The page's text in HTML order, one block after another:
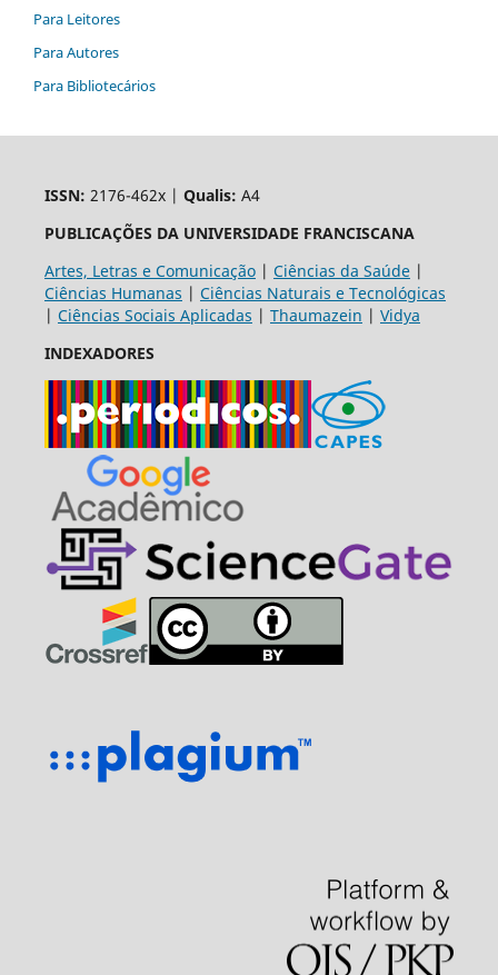
Para Leitores
Para Autores
Para Bibliotecários
ISSN: 2176-462x | Qualis: A4
PUBLICAÇÕES DA UNIVERSIDADE FRANCISCANA
Artes, Letras e Comunicação| Ciências da Saúde|
Ciências Humanas | Ciências Naturais e Tecnológicas
| Ciências Sociais Aplicadas | Thaumazein | Vidya
INDEXADORES